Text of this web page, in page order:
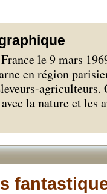
France le 9 mars
en région
la nature et les